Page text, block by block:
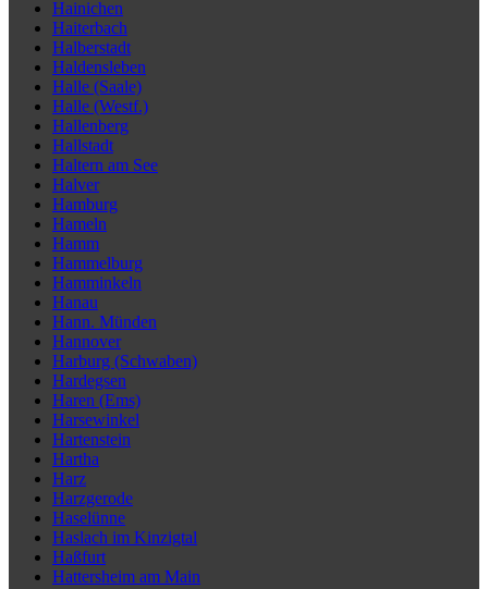
Hainichen
Haiterbach
Halberstadt
Haldensleben
Halle (Saale)
Halle (Westf.)
Hallenberg
Hallstadt
Haltern am See
Halver
Hamburg
Hameln
Hamm
Hammelburg
Hamminkeln
Hanau
Hann. Münden
Hannover
Harburg (Schwaben)
Hardegsen
Haren (Ems)
Harsewinkel
Hartenstein
Hartha
Harz
Harzgerode
Haselünne
Haslach im Kinzigtal
Haßfurt
Hattersheim am Main